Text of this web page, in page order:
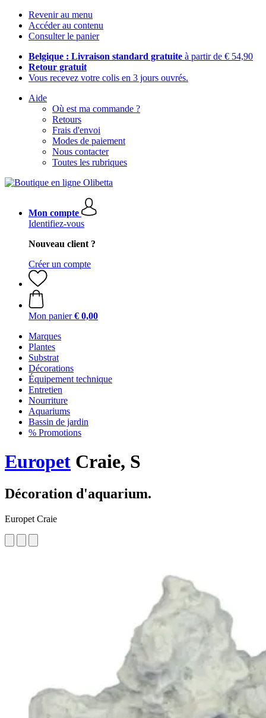
Revenir au menu
Accéder au contenu
Consulter le panier
Belgique : Livraison standard gratuite à partir de € 54,90
Retour gratuit
Vous recevez votre colis en 3 jours ouvrés.
Aide
Où est ma commande ?
Retours
Frais d'envoi
Modes de paiement
Nous contacter
Toutes les rubriques
Mon compte
Identifiez-vous
Nouveau client ?
Créer un compte
Mon panier € 0,00
Marques
Plantes
Substrat
Décorations
Équipement technique
Entretien
Nourriture
Aquariums
Bassin de jardin
% Promotions
Europet Craie, S
Décoration d'aquarium.
Europet Craie